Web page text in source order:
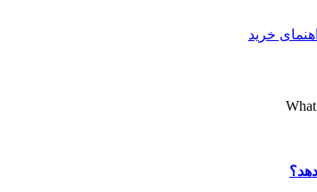
خرید